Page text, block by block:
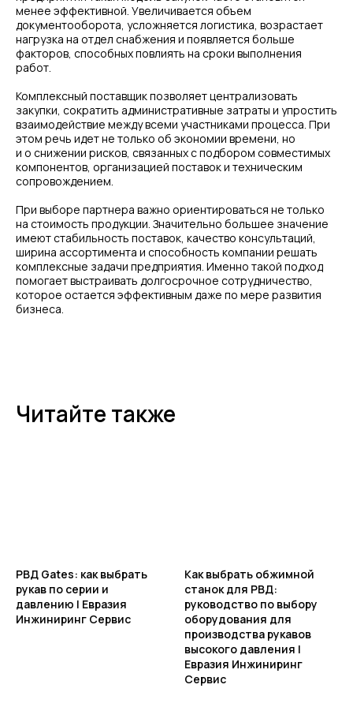
менее эффективной. Увеличивается объем
документооборота, усложняется логистика, возрастает
нагрузка на отдел снабжения и появляется больше
факторов, способных повлиять на сроки выполнения
работ.
Комплексный поставщик позволяет централизовать
закупки, сократить административные затраты и упростить
взаимодействие между всеми участниками процесса. При
этом речь идет не только об экономии времени, но
и о снижении рисков, связанных с подбором совместимых
компонентов, организацией поставок и техническим
сопровождением.
При выборе партнера важно ориентироваться не только
на стоимость продукции. Значительно большее значение
имеют стабильность поставок, качество консультаций,
ширина ассортимента и способность компании решать
комплексные задачи предприятия. Именно такой подход
помогает выстраивать долгосрочное сотрудничество,
которое остается эффективным даже по мере развития
бизнеса.
Читайте также
РВД Gates: как выбрать
рукав по серии и
давлению | Евразия
Инжиниринг Сервис
Как выбрать обжимной
станок для РВД:
руководство по выбору
оборудования для
производства рукавов
высокого давления |
Евразия Инжиниринг
Сервис